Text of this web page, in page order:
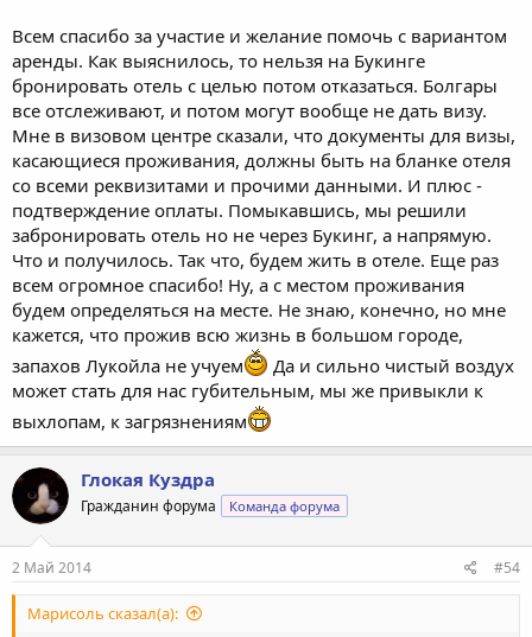
Всем спасибо за участие и желание помочь с вариантом
аренды. Как выяснилось, то нельзя на Букинге
бронировать отель с целью потом отказаться. Болгары
все отслеживают, и потом могут вообще не дать визу.
Мне в визовом центре сказали, что документы для визы,
касающиеся проживания, должны быть на бланке отеля
со всеми реквизитами и прочими данными. И плюс -
подтверждение оплаты. Помыкавшись, мы решили
забронировать отель но не через Букинг, а напрямую.
Что и получилось. Так что, будем жить в отеле. Еще раз
всем огромное спасибо! Ну, а с местом проживания
будем определяться на месте. Не знаю, конечно, но мне
кажется, что прожив всю жизнь в большом городе,
запахов Лукойла не учуем
Да и сильно чистый воздух
может стать для нас губительным, мы же привыкли к
выхлопам, к загрязнениям
Глокая Куздра
Гражданин форума Команда форума
2 Май 2014 #54
Марисоль сказал(а):